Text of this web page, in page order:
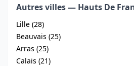
Autres villes — Hauts De
Lille (28)
Beauvais (25)
Arras (25)
Calais (21)